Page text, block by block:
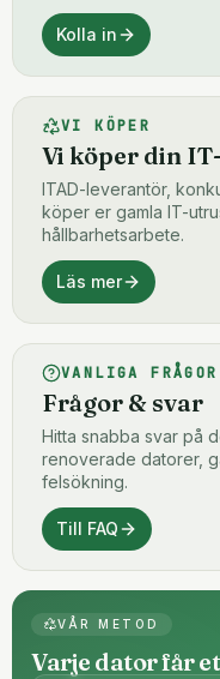
Kolla in
VI KÖPER
Vi köper din
ITAD-leverantör,
köper er gamla IT-
hållbarhetsarbete.
Läs mer
VANLIGA FRÅGOR
Frågor & svar
Hitta snabba svar på
renoverade datorer,
felsökning.
Till FAQ
VÅR METOD
Varje dator får